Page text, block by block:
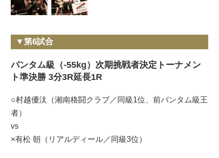
▼第6試合
バンタム級（-55kg）次期挑戦者決定トーナメン
ト準決勝 3分3R延長1R
○村越優汰（湘南格闘クラブ／同級1位、前バンタム級王
者）
vs
×有松 朝（リアルディール／同級3位）